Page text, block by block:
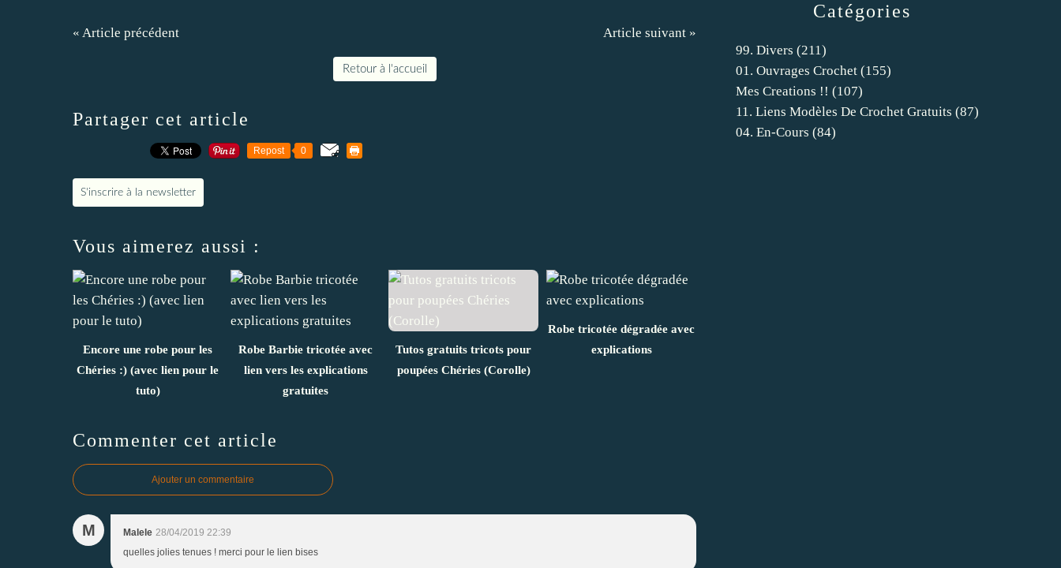
« Article précédent Article suivant »
Retour à l'accueil
Partager cet article
Repost 0
S'inscrire à la newsletter
Vous aimerez aussi :
Encore une robe pour les
Chéries :) (avec lien pour le
tuto)
Robe Barbie tricotée avec
lien vers les explications
gratuites
Tutos gratuits tricots pour
poupées Chéries (Corolle)
Robe tricotée dégradée avec
explications
Commenter cet article
Ajouter un commentaire
M Malele 28/04/2019 22:39
quelles jolies tenues ! merci pour le lien bises
Catégories
99. Divers (211)
01. Ouvrages Crochet (155)
Mes Creations !! (107)
11. Liens Modèles De Crochet Gratuits (87)
04. En-Cours (84)